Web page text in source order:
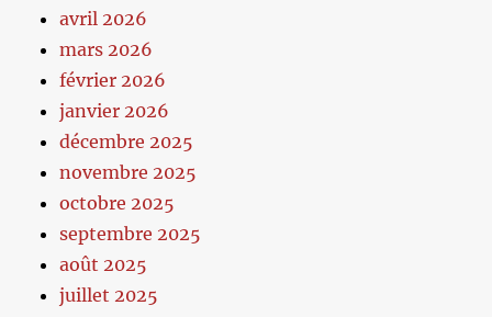
avril 2026
mars 2026
février 2026
janvier 2026
décembre 2025
novembre 2025
octobre 2025
septembre 2025
août 2025
juillet 2025